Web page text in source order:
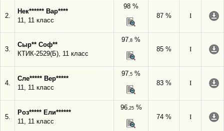
2.
Нек****** Вар****
11, 11 класс
98 %
87 %
I
3.
Сыр** Соф**
КТИК-2529(Б), 11 класс
97,8 %
85 %
I
4.
Сле***** Вер*****
11, 11 класс
97,5 %
83 %
I
5.
Роз***** Ели******
11, 11 класс
96,25%
74 %
I